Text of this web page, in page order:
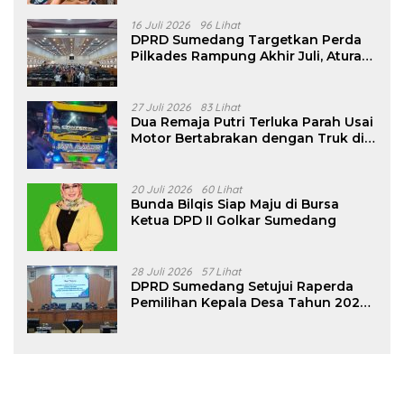
16 Juli 2026 96 Lihat
DPRD Sumedang Targetkan Perda
Pilkades Rampung Akhir Juli, Aturan
27 Juli 2026 83 Lihat
Dua Remaja Putri Terluka Parah Usai
Motor Bertabrakan dengan Truk di
20 Juli 2026 60 Lihat
Bunda Bilqis Siap Maju di Bursa
Ketua DPD II Golkar Sumedang
28 Juli 2026 57 Lihat
DPRD Sumedang Setujui Raperda
Pemilihan Kepala Desa Tahun 2026